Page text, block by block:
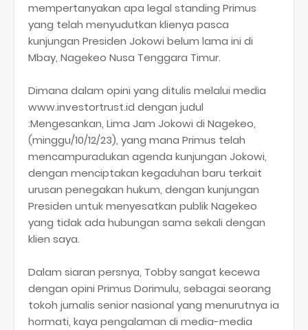
mempertanyakan apa legal standing Primus
yang telah menyudutkan klienya pasca
kunjungan Presiden Jokowi belum lama ini di
Mbay, Nagekeo Nusa Tenggara Timur.
Dimana dalam opini yang ditulis melalui media
www.investortrust.id dengan judul
:Mengesankan, Lima Jam Jokowi di Nagekeo,
(minggu/10/12/23), yang mana Primus telah
mencampuradukan agenda kunjungan Jokowi,
dengan menciptakan kegaduhan baru terkait
urusan penegakan hukum, dengan kunjungan
Presiden untuk menyesatkan publik Nagekeo
yang tidak ada hubungan sama sekali dengan
klien saya.
Dalam siaran persnya, Tobby sangat kecewa
dengan opini Primus Dorimulu, sebagai seorang
tokoh jurnalis senior nasional yang menurutnya ia
hormati, kaya pengalaman di media-media